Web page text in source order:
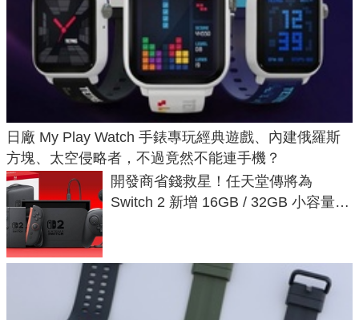
日廠 My Play Watch 手錶專玩經典遊戲、內建俄羅斯
方塊、太空侵略者，不過竟然不能連手機？
開發商省錢救星！任天堂傳將為
Switch 2 新增 16GB / 32GB 小容量遊